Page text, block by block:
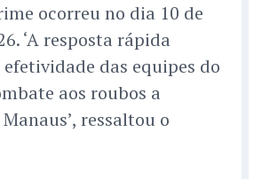
ocorreu no dia 10 de
‘A resposta rápida
das equipes do
aos roubos a
ressaltou o